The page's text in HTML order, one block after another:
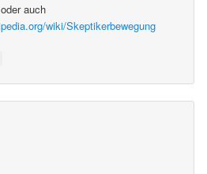
auch
wiki/Skeptikerbewegung